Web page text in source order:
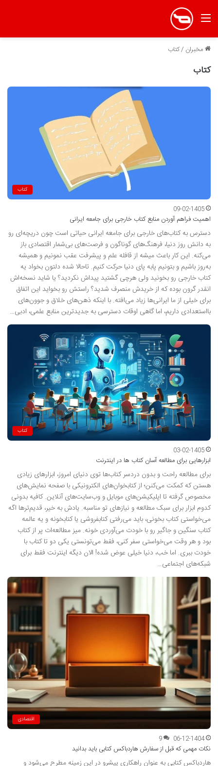
منو
مخبران /کتاب
کتاب
کتاب
09-02-1405
اهمیت فراهم آوردن منابع کتاب خارجی برای جامعه ایرانی
دسترس به کتاب‌های خارجی برای جامعه ایرانی حیاتی است چون دریچه‌ای رو
به دانش روز دنیا، فرهنگ‌های گوناگون و فرصت‌های بی‌شمار اقتصادی باز
می‌کنه. این کار باعث میشه از قافله علم و پیشرفت عقب نمونیم و همیشه
به‌روز باشیم و بتونیم پابه پای دنیا حرکت کنیم. تاحالا شده دلتون بخواد یه
کتاب خارجی رو بخونید ولی هرچی گشتید پیداش نکردید؟ یا شاید نسخه‌اش
انقدر گرون بوده که از خریدش منصرف شدید؟ راستش رو بخواید این اتفاق
برای خیلی از ما ایرانی‌ها زیاد می‌افته. با اینکه ذهن‌های خلاق و جوون‌های
بااستعدادی داریم، اما گاهی اوقات دسترسی به جدیدترین منابع علمی، ادبی…
کتاب
03-02-1405
ابزارهایی برای مطالعه آسان کتاب ها در اینترنت
برای مطالعه راحت و بدون دردسر کتاب‌ها توی دنیای امروز، ابزارهای زیادی
هستن که کمکت می‌کنن؛ از کتابخوان‌های الکترونیکی با صفحه نمایش‌های
مخصوص گرفته تا اپلیکیشن‌های موبایل و وب‌سایت‌های آنلاین. کافیه بدونی
کدوم ابزار برای سبک مطالعه و نیازهای تو مناسبه. یادش به خیر، قدیم‌ترها اگه
می‌خواستی کتاب بخونی، باید می‌رفتی کتابفروشی یا کتابخونه و یه عالمه
کتاب سنگین و جاگیر رو با خودت می‌آوردی خونه. میز مطالعه‌ات پر از کتاب
بود و هر وقت می‌خواستی سفر کنی، فقط می‌تونستی یکی دو تا کتاب با
خودت ببری. اما خب، دنیا خیلی عوض شده! الان دیگه اینترنت فقط برای
شبکه‌های اجتماعی…
اقتصادی
06-12-1404
9
نکات مهمی که قبل از سفارش هاردباکس کتابی باید بدانید
هاردباکس کتابی به عنوان راهکاری پیشرو در این زمینه مطرح می‌شود و